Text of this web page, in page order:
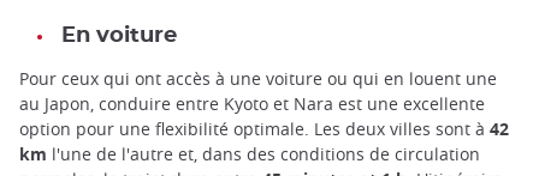
En voiture
Pour ceux qui ont accès à une voiture ou qui en louent une
au Japon, conduire entre Kyoto et Nara est une excellente
option pour une flexibilité optimale. Les deux villes sont à 42
km l'une de l'autre et, dans des conditions de circulation